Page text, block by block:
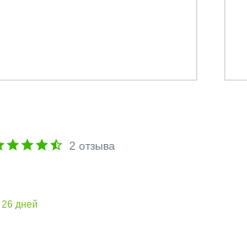
2 отзыва
26 дней